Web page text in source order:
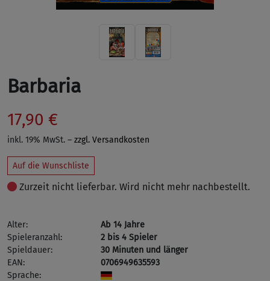
Barbaria
17,90 €
inkl. 19% MwSt. – zzgl. Versandkosten
Auf die Wunschliste
Zurzeit nicht lieferbar. Wird nicht mehr nachbestellt.
Alter:
Ab 14 Jahre
Spieleranzahl:
2 bis 4 Spieler
Spieldauer:
30 Minuten und länger
EAN:
0706949635593
Sprache: